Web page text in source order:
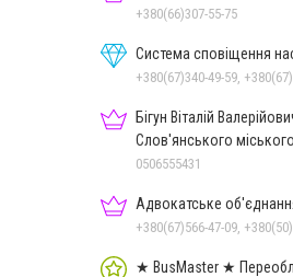
+380(66)307-55-75
Система сповіщення
+380(67)340-49-59,
Бігун Віталій
Слов'янського
Дон.обл.
0506555431
Адвокатське
+380(67)566-47-09,
★ BusMaster ★